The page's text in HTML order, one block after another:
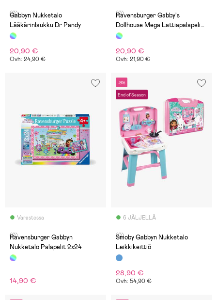
(0)
Gabbyn Nukketalo
Lääkärinlaukku Dr Pandy
20,90 €
Ovh: 24,90 €
(0)
Ravensburger Gabby's
Dollhouse Mega Lattiapalapeli
24
20,90 €
Ovh: 21,90 €
Varastossa
(0)
Ravensburger Gabbyn
Nukketalo Palapelit 2x24
14,90 €
-9%
End of Season
6 JÄLJELLÄ
(0)
Smoby Gabbyn Nukketalo
Leikkikeittiö
28,90 €
Ovh: 54,90 €